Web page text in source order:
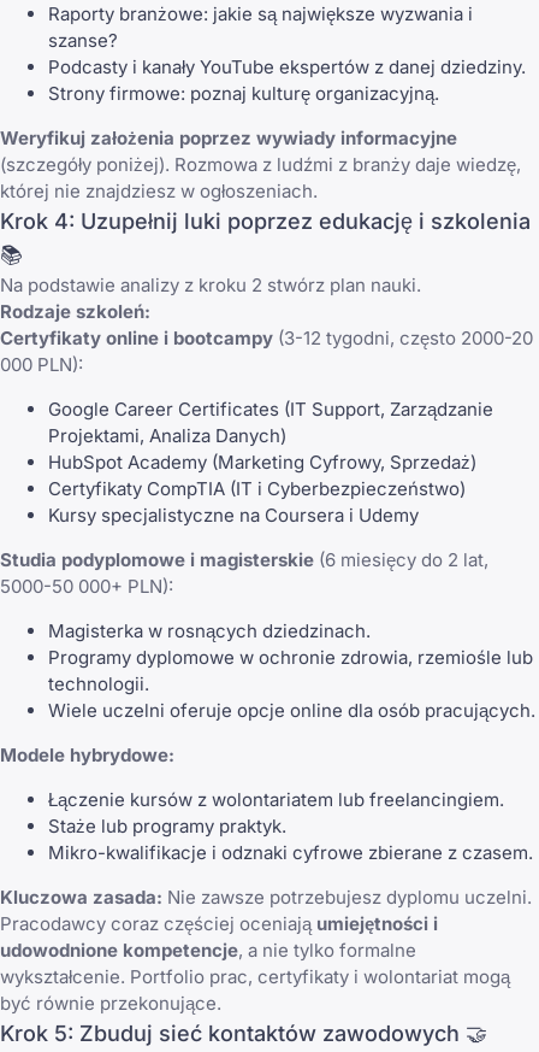
Raporty branżowe: jakie są największe wyzwania i
szanse?
Podcasty i kanały YouTube ekspertów z danej dziedziny.
Strony firmowe: poznaj kulturę organizacyjną.
Weryfikuj założenia poprzez wywiady informacyjne
(szczegóły poniżej). Rozmowa z ludźmi z branży daje wiedzę,
której nie znajdziesz w ogłoszeniach.
Krok 4: Uzupełnij luki poprzez edukację i szkolenia
📚
Na podstawie analizy z kroku 2 stwórz plan nauki.
Rodzaje szkoleń:
Certyfikaty online i bootcampy (3-12 tygodni, często 2000-20
000 PLN):
Google Career Certificates (IT Support, Zarządzanie
Projektami, Analiza Danych)
HubSpot Academy (Marketing Cyfrowy, Sprzedaż)
Certyfikaty CompTIA (IT i Cyberbezpieczeństwo)
Kursy specjalistyczne na Coursera i Udemy
Studia podyplomowe i magisterskie (6 miesięcy do 2 lat,
5000-50 000+ PLN):
Magisterka w rosnących dziedzinach.
Programy dyplomowe w ochronie zdrowia, rzemiośle lub
technologii.
Wiele uczelni oferuje opcje online dla osób pracujących.
Modele hybrydowe:
Łączenie kursów z wolontariatem lub freelancingiem.
Staże lub programy praktyk.
Mikro-kwalifikacje i odznaki cyfrowe zbierane z czasem.
Kluczowa zasada: Nie zawsze potrzebujesz dyplomu uczelni.
Pracodawcy coraz częściej oceniają umiejętności i
udowodnione kompetencje, a nie tylko formalne
wykształcenie. Portfolio prac, certyfikaty i wolontariat mogą
być równie przekonujące.
Krok 5: Zbuduj sieć kontaktów zawodowych 🤝